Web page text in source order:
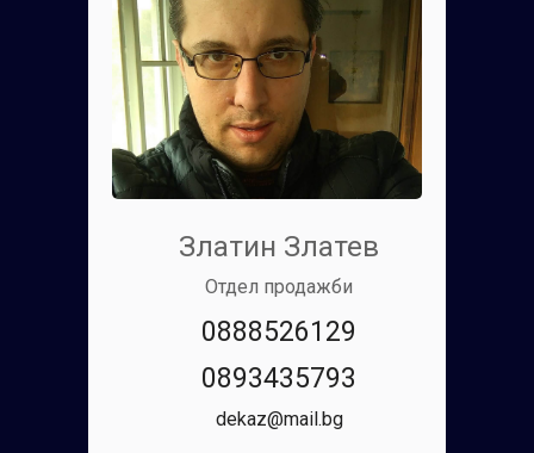
Златин Златев
Отдел продажби
0888526129
0893435793
dekaz@mail.bg